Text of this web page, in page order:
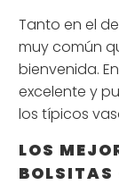
Tanto en el
muy común
bienvenida.
excelente y
los típicos
LOS
BOLSITAS